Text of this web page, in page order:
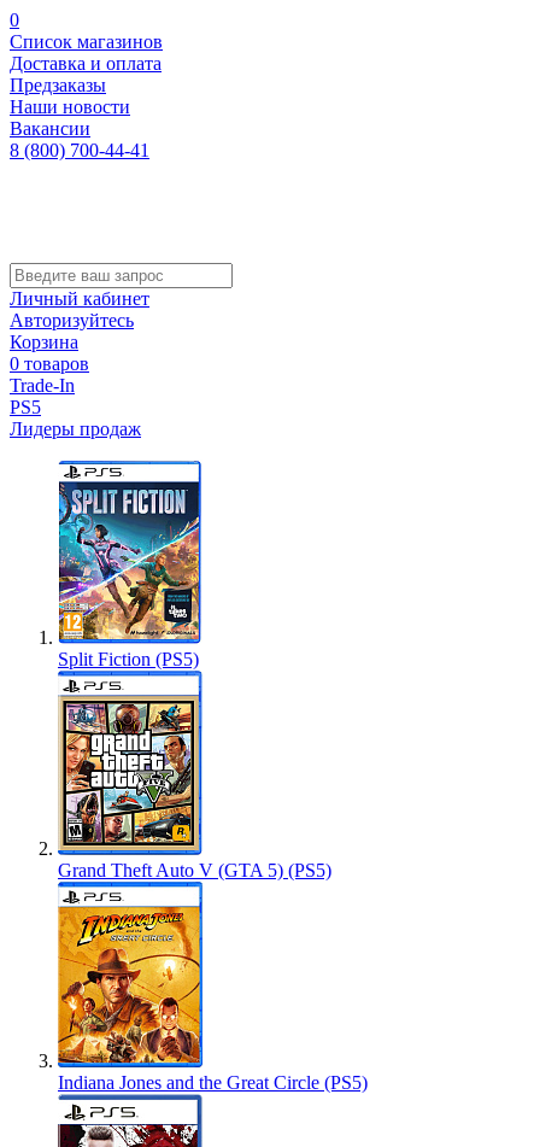
0
Список магазинов
Доставка и оплата
Предзаказы
Наши новости
Вакансии
8 (800) 700-44-41
Личный кабинет
Авторизуйтесь
Корзина
0 товаров
Trade-In
PS5
Лидеры продаж
Split Fiction (PS5)
Grand Theft Auto V (GTA 5) (PS5)
Indiana Jones and the Great Circle (PS5)